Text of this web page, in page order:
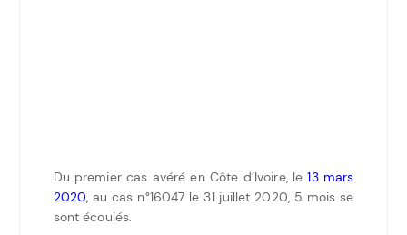
Du premier cas avéré en Côte d’Ivoire, le13 mars
2020, au cas n°16047 le 31 juillet 2020, 5 mois se
sont écoulés.